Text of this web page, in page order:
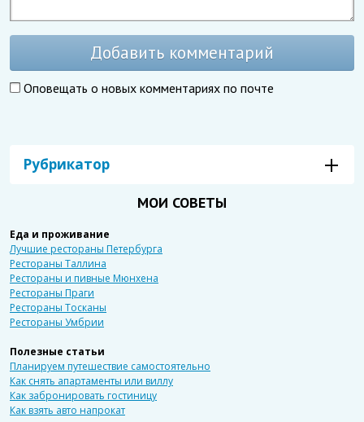
Добавить комментарий
Оповещать о новых комментариях по почте
Рубрикатор
МОИ СОВЕТЫ
Еда и проживание
Лучшие рестораны Петербурга
Рестораны Таллина
Рестораны и пивные Мюнхена
Рестораны Праги
Рестораны Тосканы
Рестораны Умбрии
Полезные статьи
Планируем путешествие самостоятельно
Как снять апартаменты или виллу
Как забронировать гостиницу
Как взять авто напрокат